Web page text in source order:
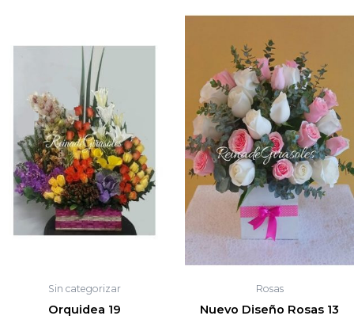
Sin categorizar
Orquidea 19
Rosas
Nuevo Diseño Rosas 13